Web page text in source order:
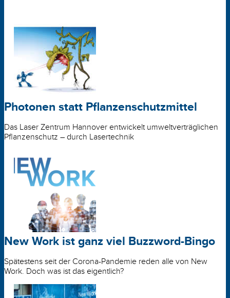
Photonen statt Pflanzenschutzmittel
Das Laser Zentrum Hannover entwickelt umwelt­verträglichen
Pflanzenschutz – durch Lasertechnik
New Work ist ganz viel Buzzword-Bingo
Spätestens seit der Corona-Pandemie reden alle von New
Work. Doch was ist das eigentlich?